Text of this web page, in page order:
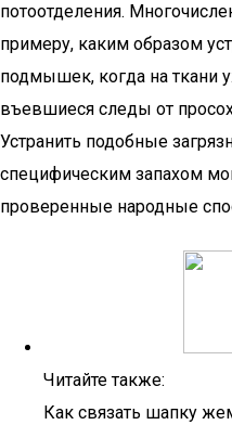
потоотделения.
примеру, каким образом
подмышек, когда на ткани
въевшиеся следы от
Устранить подобные
специфическим запахом
проверенные народные
Читайте также:
Как связать шапку